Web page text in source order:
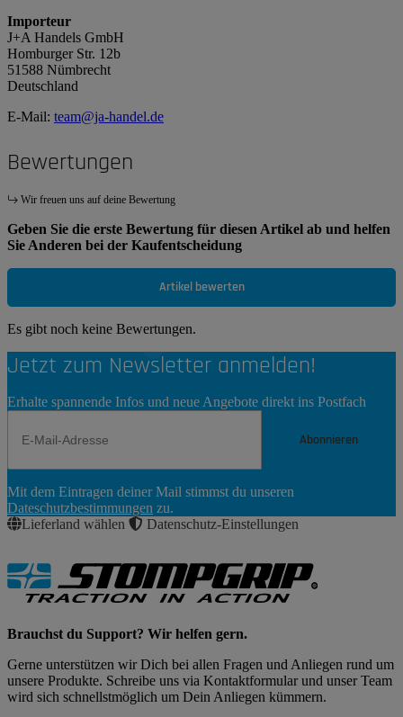
Importeur
J+A Handels GmbH
Homburger Str. 12b
51588 Nümbrecht
Deutschland
E-Mail: team@ja-handel.de
Bewertungen
Wir freuen uns auf deine Bewertung
Geben Sie die erste Bewertung für diesen Artikel ab und helfen
Sie Anderen bei der Kaufentscheidung
Artikel bewerten
Es gibt noch keine Bewertungen.
Jetzt zum Newsletter anmelden!
Erhalte spannende Infos und neue Angebote direkt ins Postfach
Abonnieren
Abonnieren
Mit dem Eintragen deiner Mail stimmst du unseren
Dateschutzbestimmungen zu.
Lieferland wählen
Datenschutz-Einstellungen
Brauchst du Support? Wir helfen gern.
Gerne unterstützen wir Dich bei allen Fragen und Anliegen rund um
unsere Produkte. Schreibe uns via Kontaktformular und unser Team
wird sich schnellstmöglich um Dein Anliegen kümmern.